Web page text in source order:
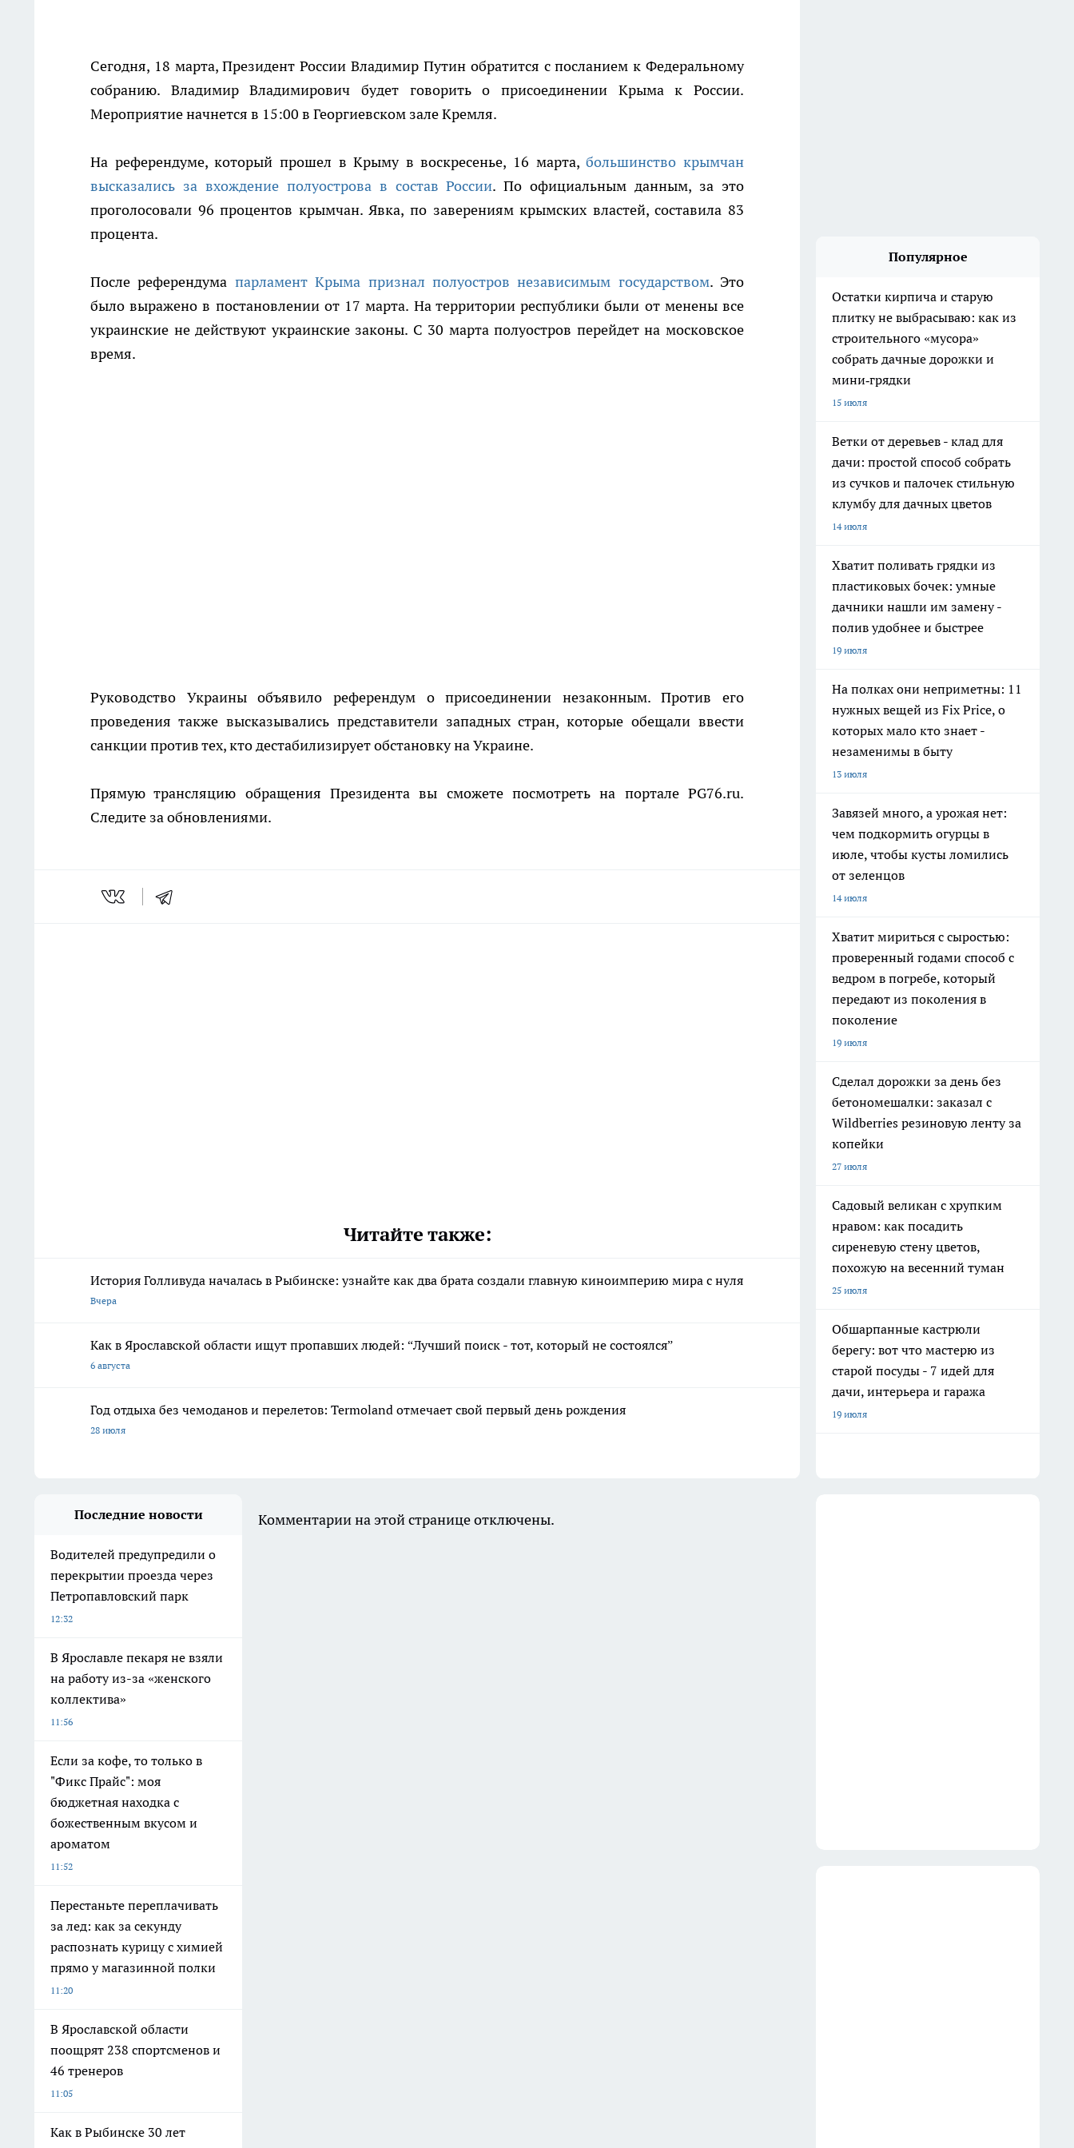
Сегодня, 18 марта, Президент России Владимир Путин обратится с посланием к Федеральному
собранию. Владимир Владимирович будет говорить о присоединении Крыма к России.
Мероприятие начнется в 15:00 в Георгиевском зале Кремля.
На референдуме, который прошел в Крыму в воскресенье, 16 марта,большинство крымчан
высказались за вхождение полуострова в состав России. По официальным данным, за это
проголосовали 96 процентов крымчан. Явка, по заверениям крымских властей, составила 83
процента.
После референдума парламент Крыма признал полуостров независимым государством. Это
было выражено в постановлении от 17 марта. На территории республики были от менены все
украинские не действуют украинские законы. С 30 марта полуостров перейдет на московское
время.
Руководство Украины объявило референдум о присоединении незаконным. Против его
проведения также высказывались представители западных стран, которые обещали ввести
санкции против тех, кто дестабилизирует обстановку на Украине.
Прямую трансляцию обращения Президента вы сможете посмотреть на портале PG76.ru.
Следите за обновлениями.
Читайте также:
История Голливуда началась в Рыбинске: узнайте как два брата создали главную киноимперию мира с нуля
Вчера
Как в Ярославской области ищут пропавших людей: “Лучший поиск - тот, который не состоялся”
6 августа
Год отдыха без чемоданов и перелетов: Termoland отмечает свой первый день рождения
28 июля
Популярное
Остатки кирпича и старую
плитку не выбрасываю: как из
строительного «мусора»
собрать дачные дорожки и
мини‑грядки
15 июля
Ветки от деревьев - клад для
дачи: простой способ собрать
из сучков и палочек стильную
клумбу для дачных цветов
14 июля
Хватит поливать грядки из
пластиковых бочек: умные
дачники нашли им замену -
полив удобнее и быстрее
19 июля
На полках они неприметны: 11
нужных вещей из Fix Price, о
которых мало кто знает -
незаменимы в быту
13 июля
Завязей много, а урожая нет:
чем подкормить огурцы в
июле, чтобы кусты ломились
от зеленцов
14 июля
Хватит мириться с сыростью:
проверенный годами способ с
ведром в погребе, который
передают из поколения в
поколение
19 июля
Сделал дорожки за день без
бетономешалки: заказал с
Wildberries резиновую ленту за
копейки
27 июля
Садовый великан с хрупким
нравом: как посадить
сиреневую стену цветов,
похожую на весенний туман
25 июля
Обшарпанные кастрюли
берегу: вот что мастерю из
старой посуды - 7 идей для
дачи, интерьера и гаража
19 июля
Последние новости
Водителей предупредили о
перекрытии проезда через
Петропавловский парк
12:32
В Ярославле пекаря не взяли
на работу из-за «женского
коллектива»
11:56
Если за кофе, то только в
"Фикс Прайс": моя
бюджетная находка с
божественным вкусом и
ароматом
11:52
Перестаньте переплачивать
за лед: как за секунду
распознать курицу с химией
прямо у магазинной полки
11:20
В Ярославской области
поощрят 238 спортсменов и
46 тренеров
11:05
Как в Рыбинске 30 лет
Комментарии на этой странице отключены.